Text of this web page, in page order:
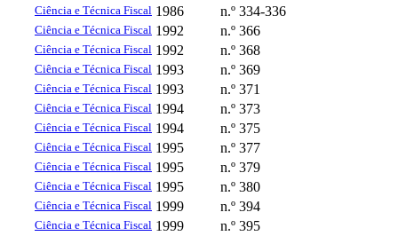
Ciência e Técnica Fiscal 1986 n.º 334-336
Ciência e Técnica Fiscal 1992 n.º 366
Ciência e Técnica Fiscal 1992 n.º 368
Ciência e Técnica Fiscal 1993 n.º 369
Ciência e Técnica Fiscal 1993 n.º 371
Ciência e Técnica Fiscal 1994 n.º 373
Ciência e Técnica Fiscal 1994 n.º 375
Ciência e Técnica Fiscal 1995 n.º 377
Ciência e Técnica Fiscal 1995 n.º 379
Ciência e Técnica Fiscal 1995 n.º 380
Ciência e Técnica Fiscal 1999 n.º 394
Ciência e Técnica Fiscal 1999 n.º 395